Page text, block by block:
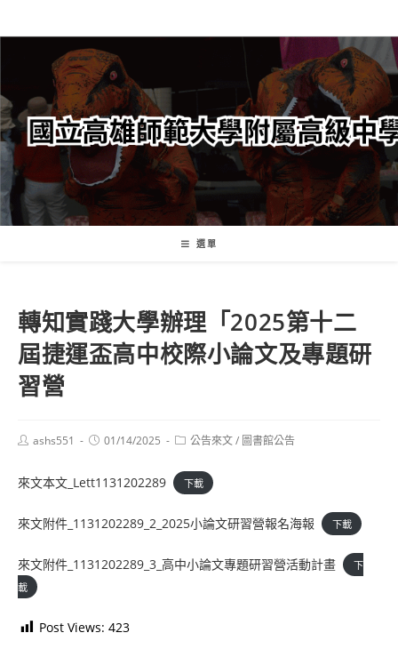
轉
要
內
容
選單
轉知實踐大學辦理「2025第十二
屆捷運盃高中校際小論文及專題研
習營
Postashs551
Post01/14/2025
Post公告來文/ 圖書館公告
來文本文_Lett1131202289 下載
來文附件_1131202289_2_2025小論文研習營報名海報 下載
來文附件_1131202289_3_高中小論文專題研習營活動計畫
下
載
Post Views: 423